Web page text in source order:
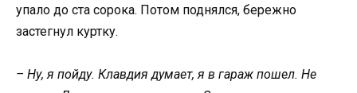
упало до ста сорока. Потом поднялся, бережно
застегнул куртку.
– Ну, я пойду. Клавдия думает, я в гараж пошел. Не